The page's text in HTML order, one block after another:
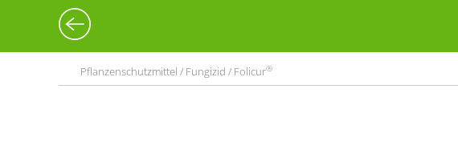
Pflanzenschutzmittel / Fungizid / Folicur®